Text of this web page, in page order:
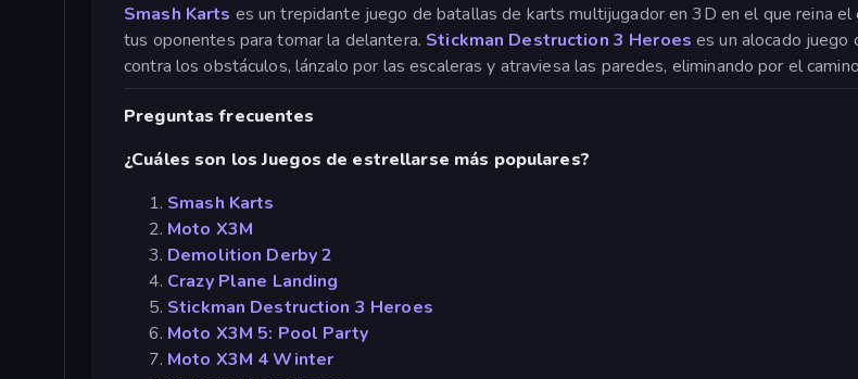
Smash Karts es un trepidante juego de batallas de karts multijugador en 3D en el que reina
tus oponentes para tomar la delantera. Stickman Destruction 3 Heroes es un alocado juego
contra los obstáculos, lánzalo por las escaleras y atraviesa las paredes, eliminando por el
Preguntas frecuentes
¿Cuáles son los Juegos de estrellarse más populares?
Smash Karts
Moto X3M
Demolition Derby 2
Crazy Plane Landing
Stickman Destruction 3 Heroes
Moto X3M 5: Pool Party
Moto X3M 4 Winter